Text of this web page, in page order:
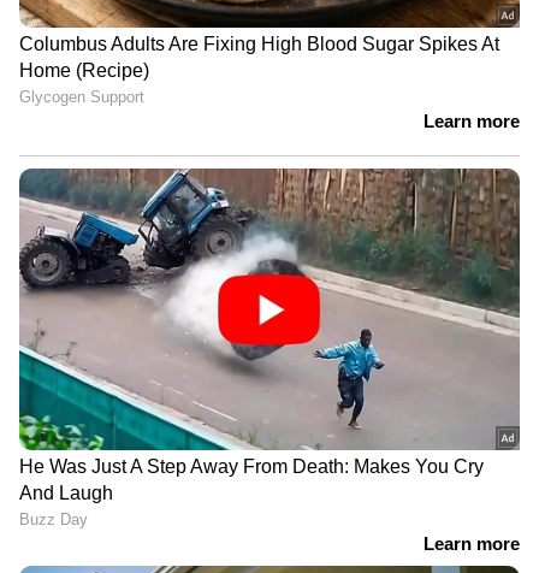
താരങ്ങൾ കൂടാതെ, പ്രേക്ഷകർ ഇഷ്ടപെടുന്ന
ഒട്ടേറെ അഭിനേതാക്കൾ ചിത്രത്തിന്റെ
താരനിരയിലുണ്ട്. ബേസിൽ ജോസഫ് ഒരുക്കിയ
മിന്നൽ മുരളിയുടെ രചയിതാക്കളിൽ ഒരാളായ
അരുൺ അനിരുദ്ധൻ്റെ സംവിധായകനായുള്ള
അരങ്ങേറ്റ ചിത്രമാണ് "അതിരടി". മിന്നൽ
മുരളിക്ക് ശേഷം ടൊവിനോ തോമസ്, ബേസിൽ
ജോസഫ്, സമീർ താഹിർ, അരുണ്‍ അനിരുദ്ധൻ
എന്നിവർ വീണ്ടും ഒന്നിക്കുന്ന ചിത്രം എന്ന
പ്രത്യേകതയും ഇതിനുണ്ട്. പോൾസൺ
സ്കറിയ, അരുൺ അനിരുദ്ധൻ എന്നിവർ
ചേർന്നാണ് ചിത്രം രചിച്ചത്. മലയാളം കൂടാതെ,
തമിഴ്, തെലുങ്കു, കന്നഡ ഭാഷകളിലും ചിത്രം
പ്രദർശനത്തിനെത്തും.
ഏഷ്യാനെറ്റ് ന്യൂസ് ലൈവ് കാണാന്‍ ഇവിടെ